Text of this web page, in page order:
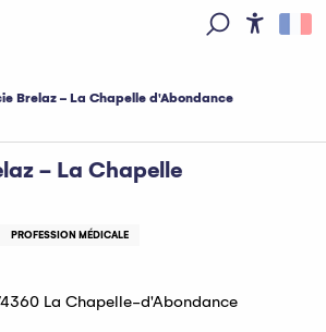
Brelaz - La Chapelle d'Abondance
- La Chapelle
PROFESSION MÉDICALE
La Chapelle-d'Abondance